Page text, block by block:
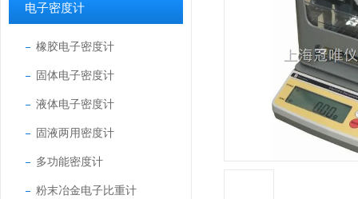
电子密度计
橡胶电子密度计
固体电子密度计
液体电子密度计
固液两用密度计
多功能密度计
粉末冶金电子比重计